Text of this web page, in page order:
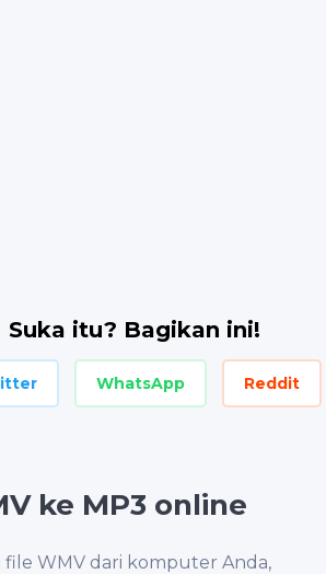
Suka itu? Bagikan ini!
WhatsApp Reddit
ke MP3 online
WMV dari komputer Anda,